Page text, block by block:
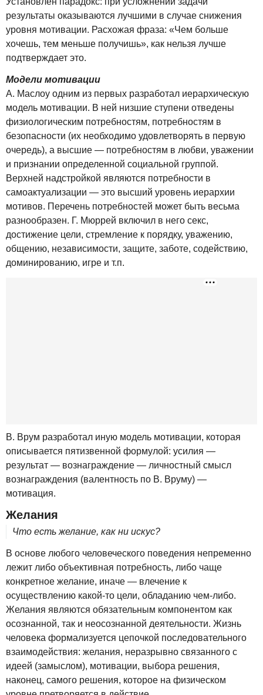
результаты оказываются лучшими в случае снижения
уровня мотивации. Расхожая фраза: «Чем больше
хочешь, тем меньше получишь», как нельзя лучше
подтверждает это.
Модели мотивации
A. Маслоу одним из первых разработал иерархическую
модель мотивации. В ней низшие ступени отведены
физиологическим потребностям, потребностям в
безопасности (их необходимо удовлетворять в первую
очередь), а высшие — потребностям в любви, уважении
и признании определенной социальной группой.
Верхней надстройкой являются потребности в
самоактуализации — это высший уровень иерархии
мотивов. Перечень потребностей может быть весьма
разнообразен. Г. Мюррей включил в него секс,
достижение цели, стремление к порядку, уважению,
общению, независимости, защите, заботе, содействию,
доминированию, игре и т.п.
B. Врум разработал иную модель мотивации, которая
описывается пятизвенной формулой: усилия —
результат — вознаграждение — личностный смысл
вознаграждения (валентность по В. Вруму) —
мотивация.
Желания
Что есть желание, как ни искус?
В основе любого человеческого поведения непременно
лежит либо объективная потребность, либо чаще
конкретное желание, иначе — влечение к
осуществлению какой-то цели, обладанию чем-либо.
Желания являются обязательным компонентом как
осознанной, так и неосознанной деятельности. Жизнь
человека формализуется цепочкой последовательного
взаимодействия: желания, неразрывно связанного с
идеей (замыслом), мотивации, выбора решения,
наконец, самого решения, которое на физическом